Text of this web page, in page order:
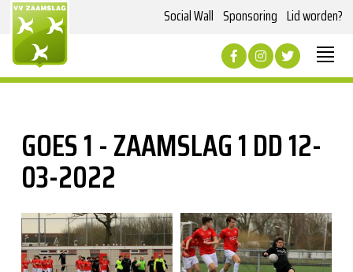
Social Wall Sponsoring Lid worden?
GOES 1 - ZAAMSLAG 1 DD 12-
03-2022